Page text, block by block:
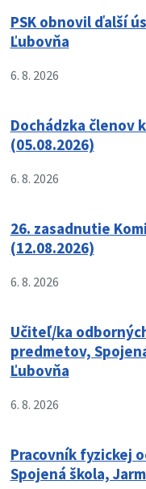
PSK obnovil ďalší
Ľubovňa
6. 8. 2026
Dochádzka členov
(05.08.2026)
6. 8. 2026
26. zasadnutie
(12.08.2026)
6. 8. 2026
Učiteľ/ka
predmetov,
Ľubovňa
6. 8. 2026
Pracovník fyzickej
Spojená škola,